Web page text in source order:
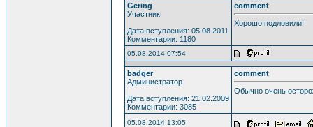
Gering
Участник
Дата вступления: 05.08.2011
Комментарии: 1180
comment
Хорошо подловили!
05.08.2014 07:54
badger
Администратор
Дата вступления: 21.02.2009
Комментарии: 3085
comment
Обычно очень
05.08.2014 13:05